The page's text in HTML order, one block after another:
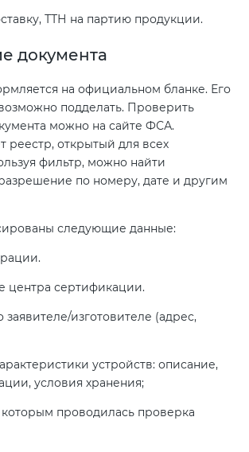
ТТН на партию продукции.
документа
на официальном бланке. Его
подделать. Проверить
можно на сайте ФСА.
реестр, открытый для всех
фильтр, можно найти
по номеру, дате и другим
следующие данные:
центра сертификации.
изготовителе (адрес,
устройств: описание,
условия хранения;
проводилась проверка